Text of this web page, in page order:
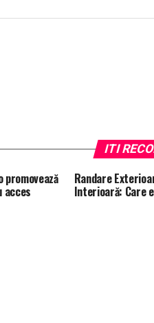
ITI
acces
Randare
Interioară: Care